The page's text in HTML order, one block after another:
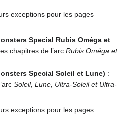
exceptions pour les pages
Special Rubis Oméga et
chapitres de l’arcRubis Oméga et
Special Soleil et Lune) :
Soleil, Lune, Ultra-Soleil et Ultra-
exceptions pour les pages